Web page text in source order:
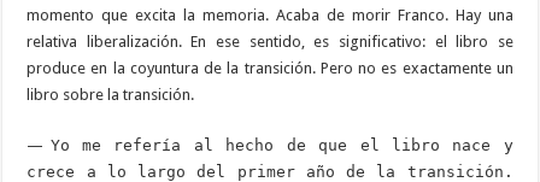
momento que excita la memoria. Acaba de morir Franco. Hay una
relativa liberalización. En ese sentido, es significativo: el libro se
produce en la coyuntura de la transición. Pero no es exactamente un
libro sobre la transición.
— Yo me refería al hecho de que el libro nace y
crece a lo largo del primer año de la transición.